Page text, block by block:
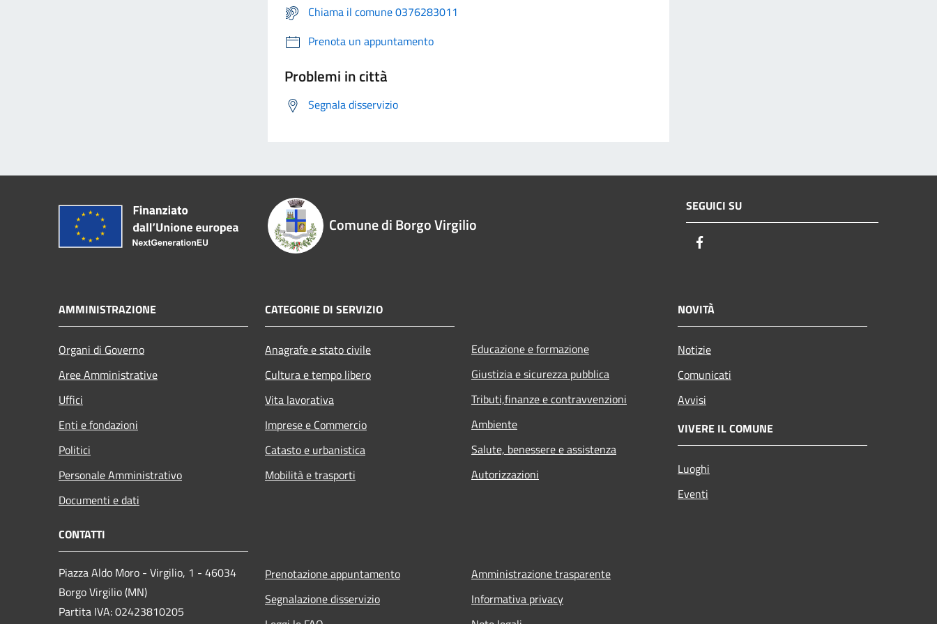
Chiama il comune 0376283011
Prenota un appuntamento
Problemi in città
Segnala disservizio
Comune di Borgo Virgilio
SEGUICI SU
AMMINISTRAZIONE
Organi di Governo
Aree Amministrative
Uffici
Enti e fondazioni
Politici
Personale Amministrativo
Documenti e dati
CATEGORIE DI SERVIZIO
Anagrafe e stato civile
Cultura e tempo libero
Vita lavorativa
Imprese e Commercio
Catasto e urbanistica
Mobilità e trasporti
Educazione e formazione
Giustizia e sicurezza pubblica
Tributi,finanze e contravvenzioni
Ambiente
Salute, benessere e assistenza
Autorizzazioni
NOVITÀ
Notizie
Comunicati
Avvisi
VIVERE IL COMUNE
Luoghi
Eventi
CONTATTI
Piazza Aldo Moro - Virgilio, 1 - 46034
Borgo Virgilio (MN)
Partita IVA: 02423810205
Prenotazione appuntamento
Segnalazione disservizio
Amministrazione trasparente
Informativa privacy